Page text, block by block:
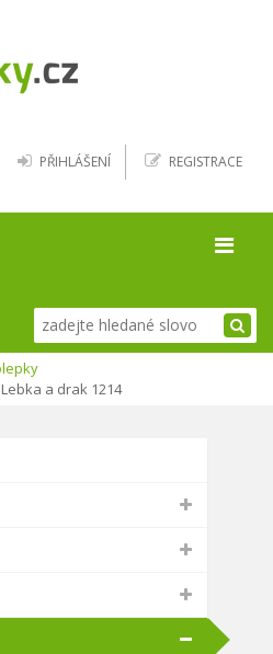
PŘIHLÁŠENÍ REGISTRACE
a drak 1214